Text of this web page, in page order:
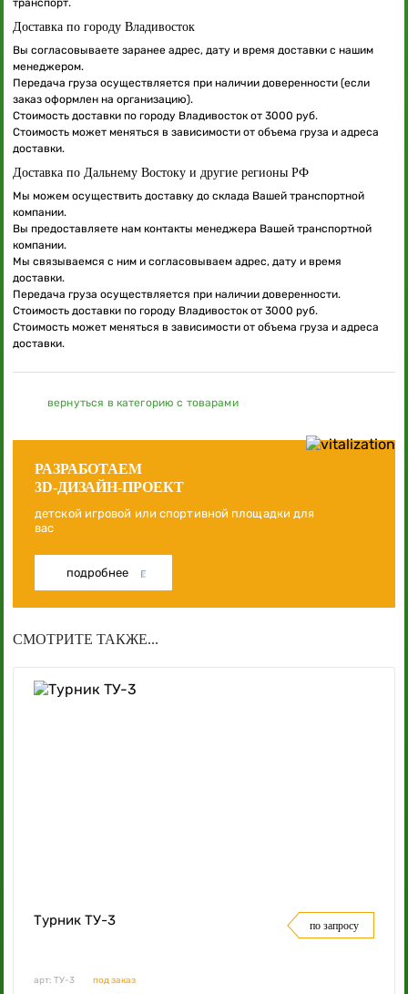
транспорт.
Доставка по городу Владивосток
Вы согласовываете заранее адрес, дату и время доставки с нашим
менеджером.
Передача груза осуществляется при наличии доверенности (если
заказ оформлен на организацию).
Стоимость доставки по городу Владивосток от 3000 руб.
Стоимость может меняться в зависимости от объема груза и адреса
доставки.
Доставка по Дальнему Востоку и другие регионы РФ
Мы можем осуществить доставку до склада Вашей транспортной
компании.
Вы предоставляете нам контакты менеджера Вашей транспортной
компании.
Мы связываемся с ним и согласовываем адрес, дату и время
доставки.
Передача груза осуществляется при наличии доверенности.
Стоимость доставки по городу Владивосток от 3000 руб.
Стоимость может меняться в зависимости от объема груза и адреса
доставки.
вернуться в категорию с товарами
РАЗРАБОТАЕМ
3D-ДИЗАЙН-ПРОЕКТ
детской игровой или спортивной площадки для
вас
подробнее
СМОТРИТЕ ТАКЖЕ...
Турник ТУ-3 по запросу
арт: ТУ-3 под заказ